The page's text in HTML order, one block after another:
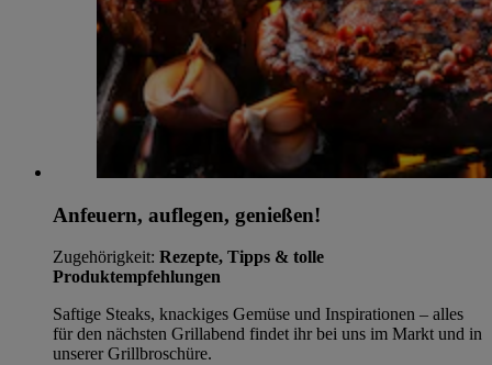
Anfeuern, auflegen, genießen!
Zugehörigkeit: Rezepte, Tipps & tolle
Produktempfehlungen
Saftige Steaks, knackiges Gemüse und Inspirationen – alles
für den nächsten Grillabend findet ihr bei uns im Markt und in
unserer Grillbroschüre.